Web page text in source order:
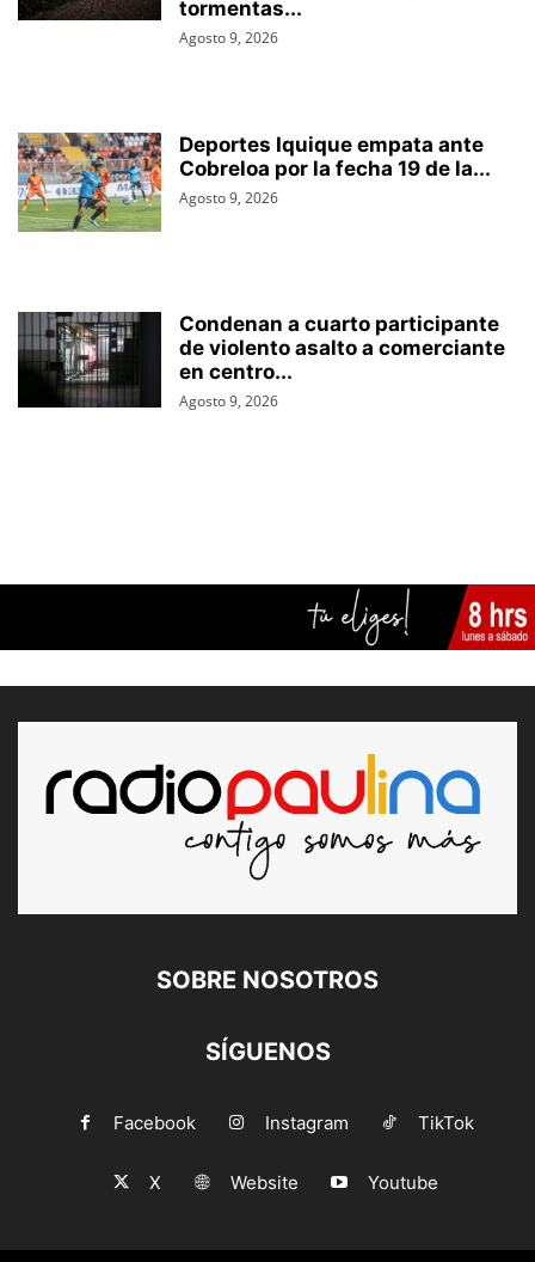
tormentas...
Agosto 9, 2026
Deportes Iquique empata ante
Cobreloa por la fecha 19 de la...
Agosto 9, 2026
Condenan a cuarto participante
de violento asalto a comerciante
en centro...
Agosto 9, 2026
SOBRE NOSOTROS
SÍGUENOS
Facebook Instagram TikTok
X Website Youtube